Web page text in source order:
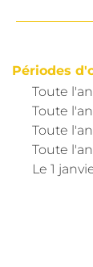
Périodes
Toute
Toute
Toute
Toute
Le 1